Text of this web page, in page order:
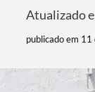
Atualizado
publicado em 11